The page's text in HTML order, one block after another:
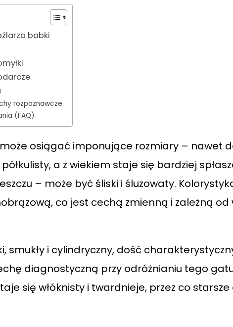
babki
rozpoznawcze
(FAQ)
osiągać imponujące rozmiary – nawet
a z wiekiem staje się bardziej
– może być śliski i śluzowaty.
co jest cechą zmienną i zależną
smukły i cylindryczny, dość
diagnostyczną przy odróżnianiu tego
się włóknisty i twardnieje, przez co